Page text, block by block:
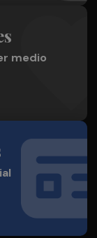
medio